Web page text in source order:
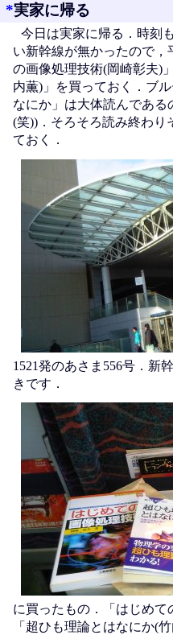
*実家に帰る
今日は実家に帰る．時刻
い新幹線が無かったので，
の画像処理技術(岡崎彰夫)
内薫)」を買っておく．ブ
なにか」は大体読んであ
(笑))．そろそろ読み終わり
ておく．
1521発のあさま556号．新
きです．
に買ったもの．「はじめて
「超ひも理論とはなにか(